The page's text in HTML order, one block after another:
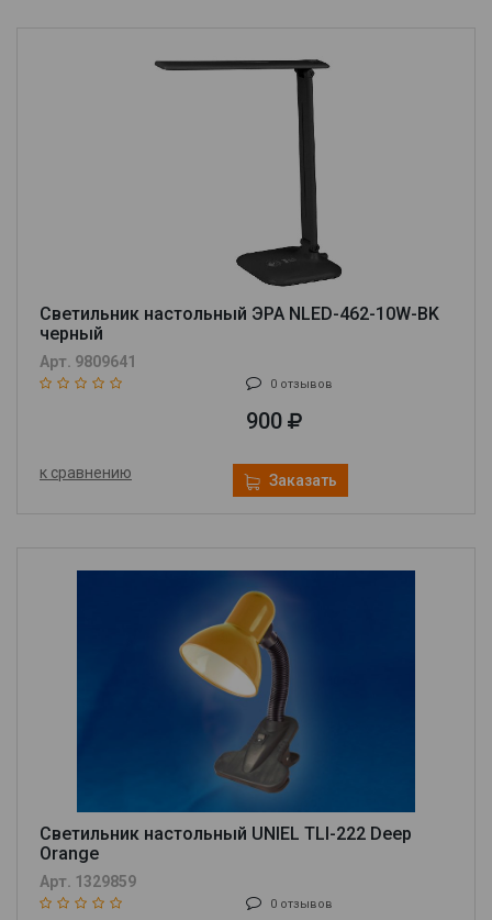
Светильник настольный ЭРА NLED-462-10W-BK
черный
Арт. 9809641
0 отзывов
900
к сравнению Заказать
Светильник настольный UNIEL TLI-222 Deep
Orange
Арт. 1329859
0 отзывов